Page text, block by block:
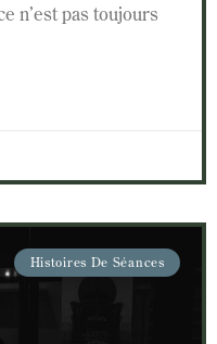
n’est pas toujours
Histoires De Séances